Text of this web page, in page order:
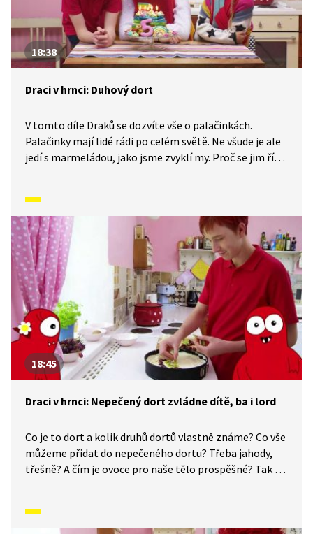
18:38
Draci v hrnci: Duhový dort
V tomto díle Draků se dozvíte vše o palačinkách.
Palačinky mají lidé rádi po celém světě. Ne všude je ale
jedí s marmeládou, jako jsme zvyklí my. Proč se jim říká
na tento originální recept a přípravu.
18:45
Draci v hrnci: Nepečený dort zvládne dítě, ba i lord
Co je to dort a kolik druhů dortů vlastně známe? Co vše
můžeme přidat do nepečeného dortu? Třeba jahody,
třešně? A čím je ovoce pro naše tělo prospěšné? Tak se
ze Savojska.